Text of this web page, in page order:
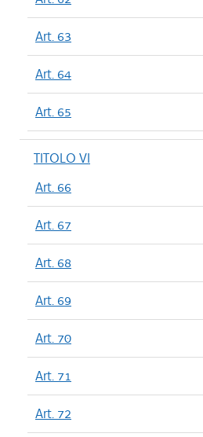
Art. 63
Art. 64
Art. 65
TITOLO VI
Art. 66
Art. 67
Art. 68
Art. 69
Art. 70
Art. 71
Art. 72